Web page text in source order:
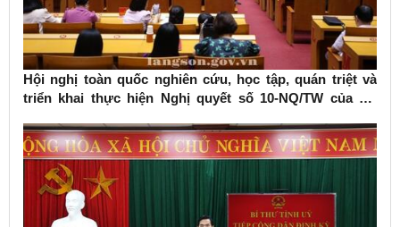
Hội nghị toàn quốc nghiên cứu, học tập, quán triệt và
triển khai thực hiện Nghị quyết số 10-NQ/TW của Bộ